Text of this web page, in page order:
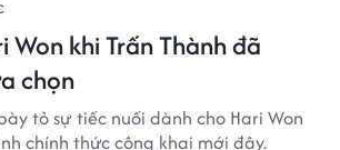
Won khi Trấn Thành đã
chọn
tỏ sự tiếc nuối dành cho Hari Won
chính thức công khai mới đây.